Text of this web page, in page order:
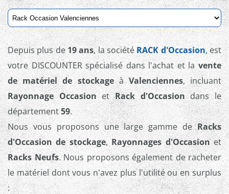
Depuis plus de19 ans, la société RACK d'Occasion, est
votre DISCOUNTER spécialisé dans l'achat et lavente
de matériel de stockageàValenciennes, incluant
Rayonnage OccasionetRack d'Occasiondans le
département59.
Nous vous proposons une large gamme deRacks
d'Occasion de stockage,Rayonnages d'Occasionet
Racks Neufs. Nous proposons également de racheter
le matériel dont vous n'avez plus l'utilité ou en surplus
: